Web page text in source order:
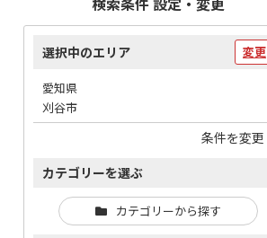
選択中のエリア 変更
愛知県
刈谷市
条件を変更
カテゴリーを選ぶ
カテゴリーから探す